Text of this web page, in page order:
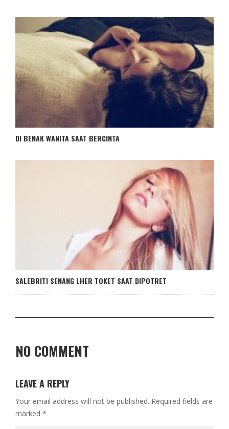
DI BENAK WANITA SAAT BERCINTA
SALEBRITI SENANG LHER TOKET SAAT DIPOTRET
NO COMMENT
LEAVE A REPLY
Your email address will not be published. Required fields are
marked *